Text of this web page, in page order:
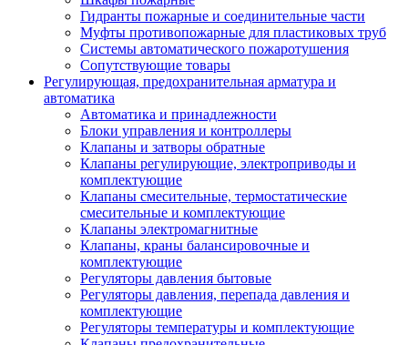
Гидранты пожарные и соединительные части
Муфты противопожарные для пластиковых труб
Системы автоматического пожаротушения
Сопутствующие товары
Регулирующая, предохранительная арматура и
автоматика
Автоматика и принадлежности
Блоки управления и контроллеры
Клапаны и затворы обратные
Клапаны регулирующие, электроприводы и
комплектующие
Клапаны смесительные, термостатические
смесительные и комплектующие
Клапаны электромагнитные
Клапаны, краны балансировочные и
комплектующие
Регуляторы давления бытовые
Регуляторы давления, перепада давления и
комплектующие
Регуляторы температуры и комплектующие